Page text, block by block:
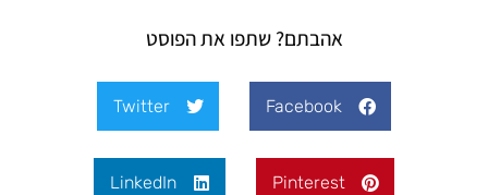
אהבתם? שתפו את הפוסט
Facebook
Twitter
Pinterest
LinkedIn